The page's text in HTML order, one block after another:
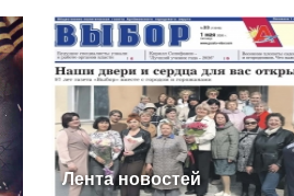
Лента новостей